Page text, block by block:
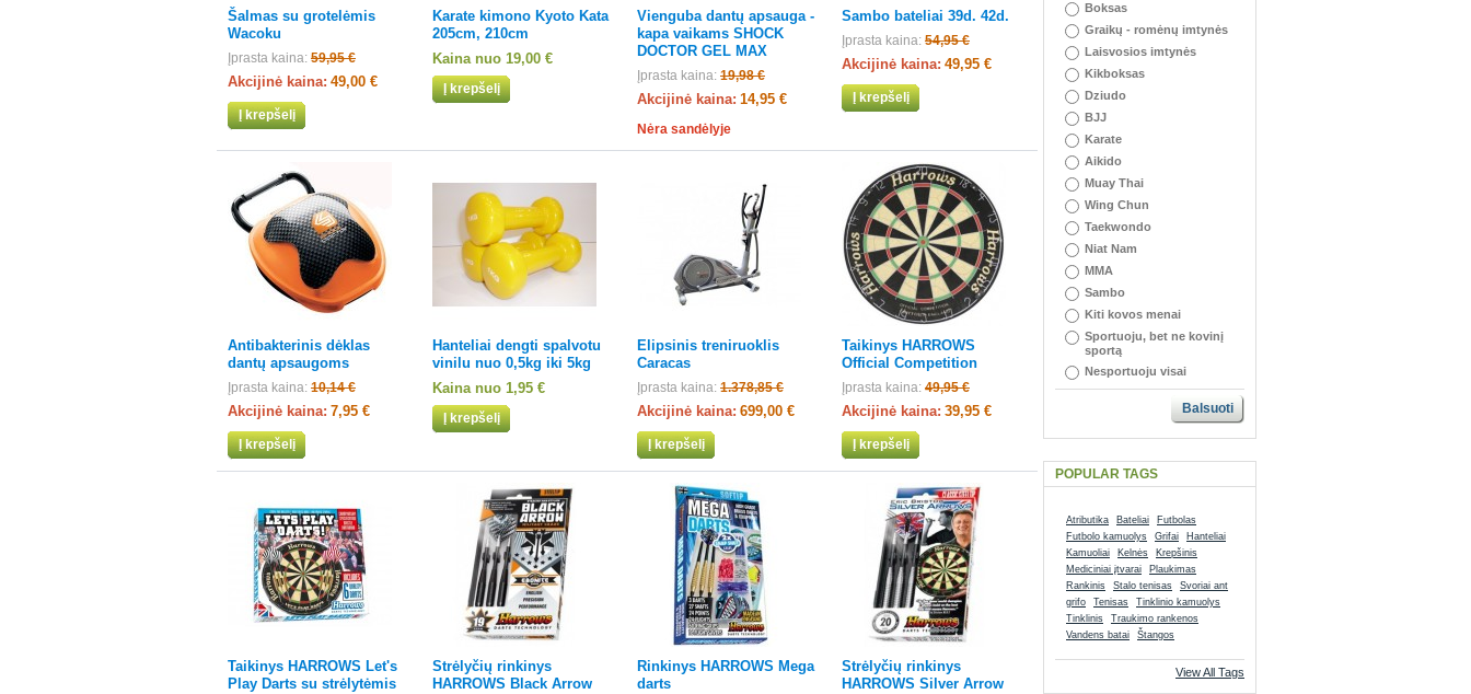
Šalmas su grotelėmis
Wacoku
Įprasta kaina: 59,95 €
Akcijinė kaina: 49,00 €
Į krepšelį
Karate kimono Kyoto Kata
205cm, 210cm
Kaina nuo 19,00 €
Į krepšelį
Vienguba dantų apsauga -
kapa vaikams SHOCK
DOCTOR GEL MAX
Įprasta kaina: 19,98 €
Akcijinė kaina: 14,95 €
Nėra sandėlyje
Sambo bateliai 39d. 42d.
Įprasta kaina: 54,95 €
Akcijinė kaina: 49,95 €
Į krepšelį
Antibakterinis dėklas
dantų apsaugoms
Įprasta kaina: 10,14 €
Akcijinė kaina: 7,95 €
Į krepšelį
Hanteliai dengti spalvotu
vinilu nuo 0,5kg iki 5kg
Kaina nuo 1,95 €
Į krepšelį
Elipsinis treniruoklis
Caracas
Įprasta kaina: 1.378,85 €
Akcijinė kaina: 699,00 €
Į krepšelį
Taikinys HARROWS
Official Competition
Įprasta kaina: 49,95 €
Akcijinė kaina: 39,95 €
Į krepšelį
Taikinys HARROWS Let's
Play Darts su strėlytėmis
Strėlyčių rinkinys
HARROWS Black Arrow
Rinkinys HARROWS Mega
darts
Strėlyčių rinkinys
HARROWS Silver Arrow
Boksas
Graikų - romėnų imtynės
Laisvosios imtynės
Kikboksas
Dziudo
BJJ
Karate
Aikido
Muay Thai
Wing Chun
Taekwondo
Niat Nam
MMA
Sambo
Kiti kovos menai
Sportuoju, bet ne kovinį
sportą
Nesportuoju visai
Balsuoti
POPULAR TAGS
Atributika Bateliai
Futbolas
Futbolo kamuolys
Grifai
Hanteliai
Kamuoliai
Kelnės
Krepšinis
Mediciniai įtvarai
Plaukimas
Rankinis
Stalo tenisas
Svoriai ant
grifo
Tenisas
Tinklinio kamuolys
Tinklinis
Traukimo rankenos
Vandens batai
Štangos
View All Tags